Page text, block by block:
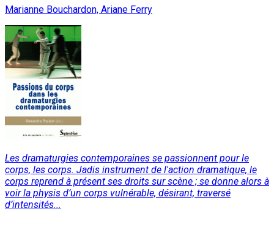
Marianne Bouchardon, Ariane Ferry
Les dramaturgies contemporaines se passionnent pour le
corps, les corps. Jadis instrument de l'action dramatique, le
corps reprend à présent ses droits sur scène ; se donne alors à
voir la physis d’un corps vulnérable, désirant, traversé
d’intensités...